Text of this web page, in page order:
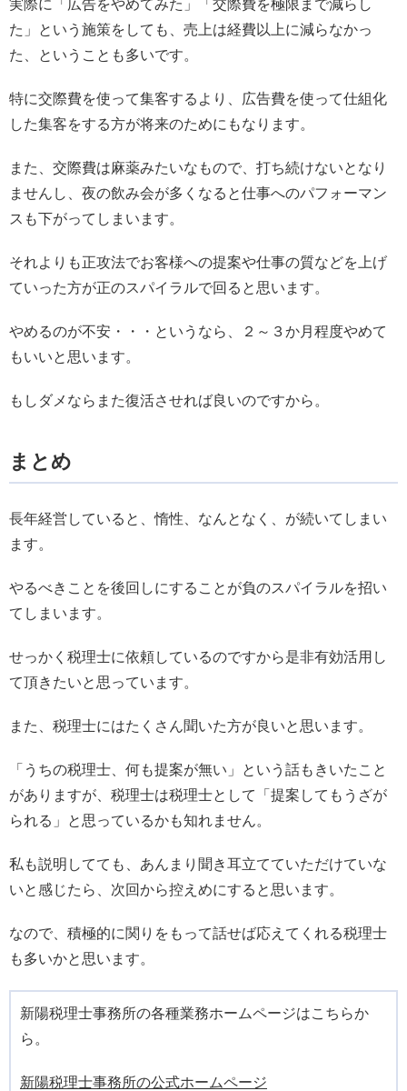
実際に「広告をやめてみた」「交際費を極限まで減らし
た」という施策をしても、売上は経費以上に減らなかっ
た、ということも多いです。
特に交際費を使って集客するより、広告費を使って仕組化
した集客をする方が将来のためにもなります。
また、交際費は麻薬みたいなもので、打ち続けないとなり
ませんし、夜の飲み会が多くなると仕事へのパフォーマン
スも下がってしまいます。
それよりも正攻法でお客様への提案や仕事の質などを上げ
ていった方が正のスパイラルで回ると思います。
やめるのが不安・・・というなら、２～３か月程度やめて
もいいと思います。
もしダメならまた復活させれば良いのですから。
まとめ
長年経営していると、惰性、なんとなく、が続いてしまい
ます。
やるべきことを後回しにすることが負のスパイラルを招い
てしまいます。
せっかく税理士に依頼しているのですから是非有効活用し
て頂きたいと思っています。
また、税理士にはたくさん聞いた方が良いと思います。
「うちの税理士、何も提案が無い」という話もきいたこと
がありますが、税理士は税理士として「提案してもうざが
られる」と思っているかも知れません。
私も説明してても、あんまり聞き耳立てていただけていな
いと感じたら、次回から控えめにすると思います。
なので、積極的に関りをもって話せば応えてくれる税理士
も多いかと思います。
新陽税理士事務所の各種業務ホームページはこちらか
ら。
新陽税理士事務所の公式ホームページ